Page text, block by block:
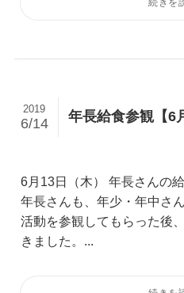
年長給食参観【6
2019
6/14
6月13日（木） 年長さんの
年長さんも、年少・年中さ
活動を参観してもらった後
きました。...